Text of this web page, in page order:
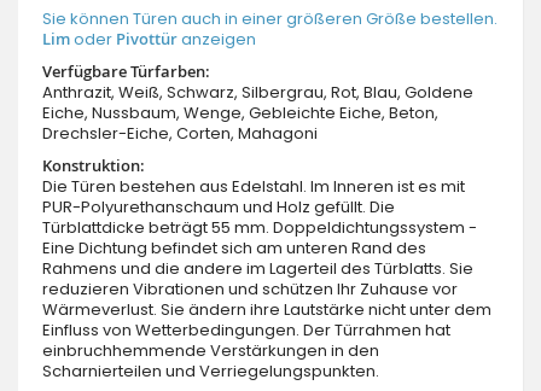
Sie können Türen auch in einer größeren Größe bestellen.
Limoder Pivottüranzeigen
Verfügbare Türfarben:
Anthrazit, Weiß, Schwarz, Silbergrau, Rot, Blau, Goldene
Eiche, Nussbaum, Wenge, Gebleichte Eiche, Beton,
Drechsler-Eiche, Corten, Mahagoni
Konstruktion:
Die Türen bestehen aus Edelstahl. Im Inneren ist es mit
PUR-Polyurethanschaum und Holz gefüllt. Die
Türblattdicke beträgt 55 mm. Doppeldichtungssystem -
Eine Dichtung befindet sich am unteren Rand des
Rahmens und die andere im Lagerteil des Türblatts. Sie
reduzieren Vibrationen und schützen Ihr Zuhause vor
Wärmeverlust. Sie ändern ihre Lautstärke nicht unter dem
Einfluss von Wetterbedingungen. Der Türrahmen hat
einbruchhemmende Verstärkungen in den
Scharnierteilen und Verriegelungspunkten.